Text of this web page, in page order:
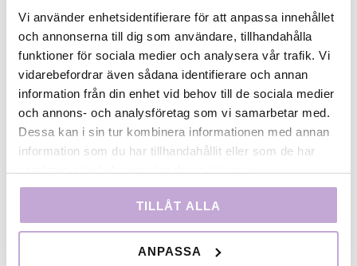
Vi använder enhetsidentifierare för att anpassa innehållet
och annonserna till dig som användare, tillhandahålla
funktioner för sociala medier och analysera vår trafik. Vi
vidarebefordrar även sådana identifierare och annan
information från din enhet vid behov till de sociala medier
och annons- och analysföretag som vi samarbetar med.
Dessa kan i sin tur kombinera informationen med annan
information som du har tillhandahållit eller som de har
samlat in när du har använt deras tjänster.
TILLÅT ALLA
ANPASSA
filmvisningar och föreläsningar, kreativa övningar
och inte minst diskuterade de varandras och andras
projekt i en kreativ och sommarskön miljö under
ledning av talangcoachen
Ann-Marie Sörman
. Deltog gjorde också förstaårsstudenter
Göteborg.Initiativet till att ha årliga talangmöten
under Bergmanveckan kommer från Filmbasen/Film
det kommer inte att bli det sista.Filmbasen
rekommenderar varmt att fler unga filmare åker till
Bergmanveckan; för att mötas, inspireras och
utvecklas tillsammans.Bilder från veckan kommer